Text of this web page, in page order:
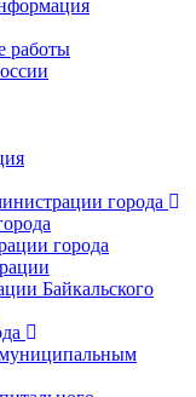
работы
города
города
Байкальского